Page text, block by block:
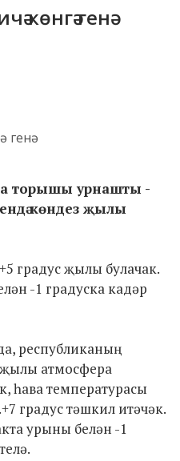
генә
торышы урнашты -
көндез җылы
градус җылы булачак.
-1 градуска кадәр
республиканың
атмосфера
һава температурасы
градус тәшкил итәчәк.
урыны белән -1